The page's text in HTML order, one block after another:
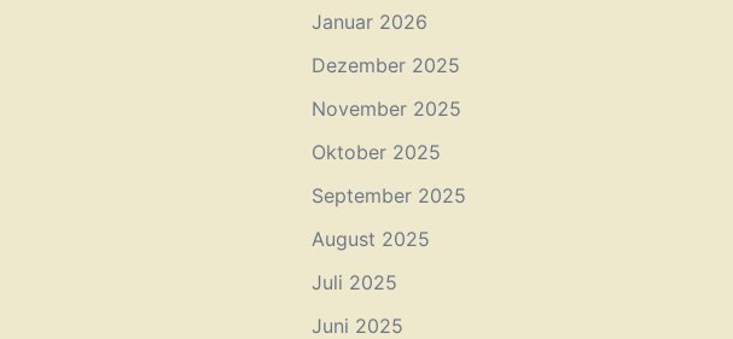
Januar 2026
Dezember 2025
November 2025
Oktober 2025
September 2025
August 2025
Juli 2025
Juni 2025